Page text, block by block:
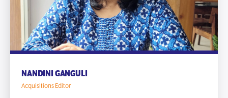
NANDINI GANGULI
Acquisitions Editor